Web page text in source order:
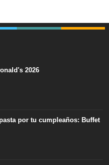
2026
por tu cumpleaños: Buffet